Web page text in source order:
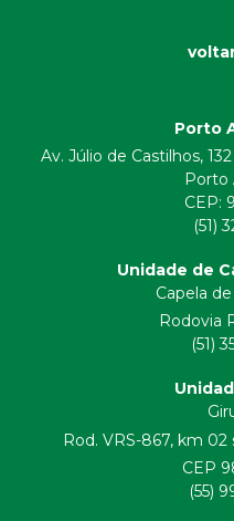
Porto
Av. Júlio de Castilhos,
Porto
CEP:
(51)
Unidade de
Capela
Rodovia
(51)
Rod. VRS-867, km 02
CEP
(55)